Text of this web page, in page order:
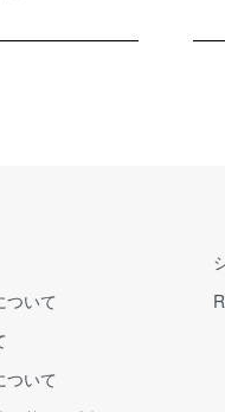
ついて
ついて